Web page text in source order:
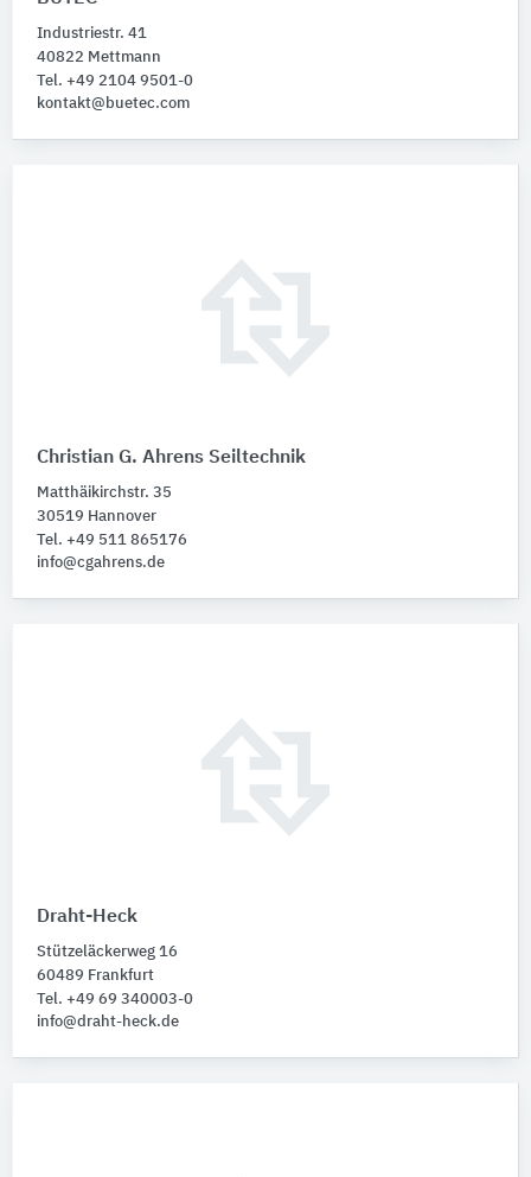
Industriestr. 41
40822 Mettmann
Tel. +49 2104 9501-0
kontakt@buetec.com
Christian G. Ahrens Seiltechnik
Matthäikirchstr. 35
30519 Hannover
Tel. +49 511 865176
info@cgahrens.de
Draht-Heck
Stützeläckerweg 16
60489 Frankfurt
Tel. +49 69 340003-0
info@draht-heck.de